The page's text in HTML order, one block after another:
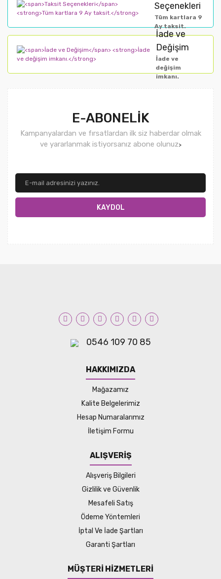
Seçenekleri
Tüm kartlara 9
Ay taksit.
İade ve
Değişim
İade ve
değişim
imkanı.
E-ABONELİK
Kampanyalardan ve fırsatlardan ilk siz haberdar olmak
ve yararlanmak istiyorsanız abone olunuz>
KAYDOL
0546 109 70 85
HAKKIMIZDA
Mağazamız
Kalite Belgelerimiz
Hesap Numaralarımız
İletişim Formu
ALIŞVERİŞ
Alışveriş Bilgileri
Gizlilik ve Güvenlik
Mesafeli Satış
Ödeme Yöntemleri
İptal Ve İade Şartları
Garanti Şartları
MÜŞTERİ HİZMETLERİ